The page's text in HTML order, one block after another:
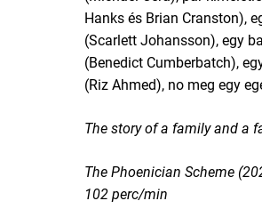
Hanks és Brian Cranston),
(Scarlett Johansson), egy
(Benedict Cumberbatch),
(Riz Ahmed), no meg egy
The story of a family and a
The Phoenician Scheme
102 perc/min